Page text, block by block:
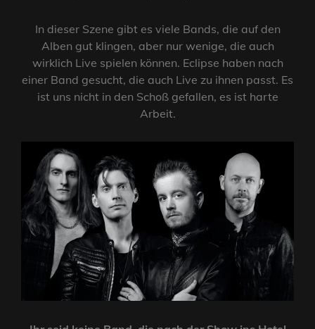
In dieser Szene gibt es viele Bands, die auf den
Alben gut klingen, aber nur wenige, die auch
wirklich Live spielen können. Eclipse haben nach
einer Band gesucht, die auch Live zu ihnen passt. Es
ist uns nicht in den Schoß gefallen, es ist harte
Arbeit.